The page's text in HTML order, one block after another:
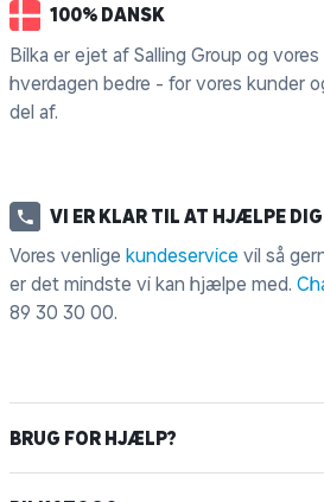
100% DANSK
Bilka er ejet af Salling Group og
hverdagen bedre - for vores kunder
del af.
VI ER KLAR TIL AT HJÆLPE DIG
Vores venlige kundeservice vil så
er det mindste vi kan hjælpe med.
89 30 30 00.
BRUG FOR HJÆLP?